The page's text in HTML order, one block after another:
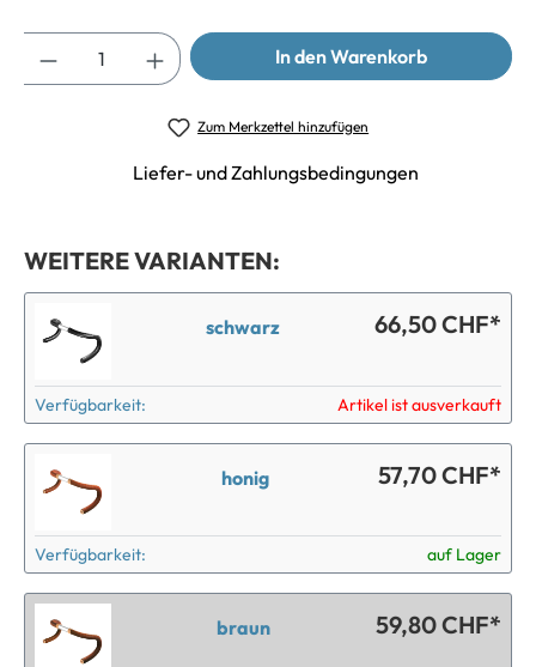
In den Warenkorb
Zum Merkzettel hinzufügen
Liefer- und Zahlungsbedingungen
WEITERE VARIANTEN:
schwarz 66,50 CHF*
Verfügbarkeit: Artikel ist ausverkauft
honig 57,70 CHF*
Verfügbarkeit: auf Lager
braun 59,80 CHF*